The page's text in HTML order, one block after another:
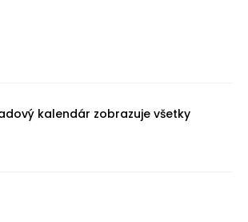
kalendár zobrazuje všetky